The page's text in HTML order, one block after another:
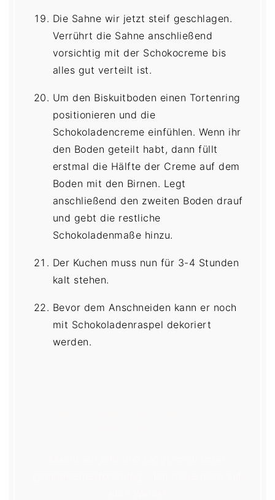
Die Sahne wir jetzt steif geschlagen.
Verrührt die Sahne anschließend
vorsichtig mit der Schokocreme bis
alles gut verteilt ist.
Um den Biskuitboden einen Tortenring
positionieren und die
Schokoladencreme einfühlen. Wenn ihr
den Boden geteilt habt, dann füllt
erstmal die Hälfte der Creme auf dem
Boden mit den Birnen. Legt
anschließend den zweiten Boden drauf
und gebt die restliche
Schokoladenmaße hinzu.
Der Kuchen muss nun für 3-4 Stunden
kalt stehen.
Bevor dem Anschneiden kann er noch
mit Schokoladenraspel dekoriert
werden.